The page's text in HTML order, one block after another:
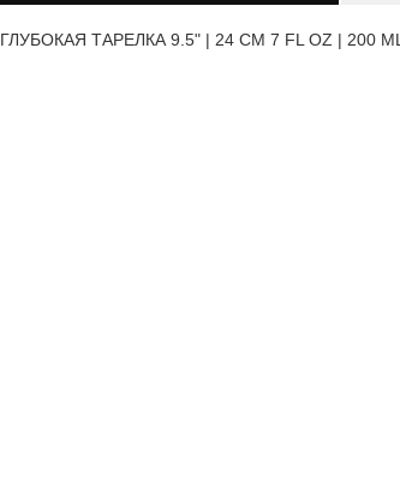
ГЛУБОКАЯ ТАРЕЛКА 9.5" | 24 CM 7 FL OZ | 200 ML